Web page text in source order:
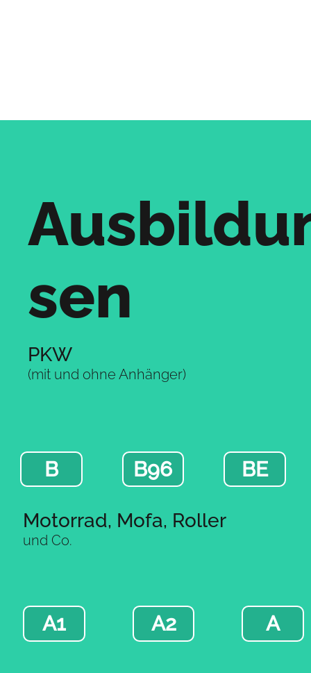
PKW
(mit und ohne Anhänger)
Motorrad, Mofa, Roller
und Co.
B B96 BE
A
A2
A1
sen